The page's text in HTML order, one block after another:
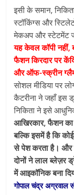
इसी के समान,
स्टॉकिंग्स और
मेकअप और स्टेटमेंट
यह केवल कॉपी नहीं,
फैशन किरदार पर
और ऑफ-स्क्रीन
सोशल मीडिया पर
कैटरीना ने जहाँ इस
निकिता ने इसे
आखिरकार, फैशन का
बल्कि इसमें है कि
से पेश करता है। और
दोनों ने लाल ब्लेज़र
में आइकॉनिक बना
गोपाल चंद्र